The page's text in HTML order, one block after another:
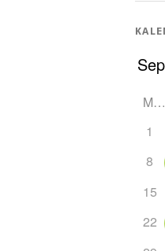
MO
1
8
15
22